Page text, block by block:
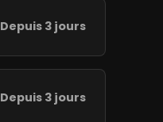
Depuis 3 jours
Depuis 3 jours